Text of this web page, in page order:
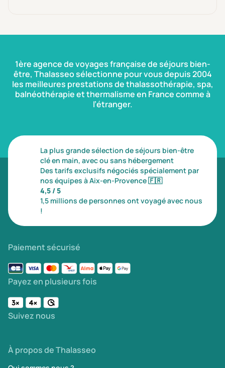
1ère agence de voyages française de séjours bien-
être, Thalasseo sélectionne pour vous depuis 2004
les meilleures prestations de thalassothérapie, spa,
balnéothérapie et thermalisme en France comme à
l’étranger.
La plus grande sélection de séjours bien-être
clé en main, avec ou sans hébergement
Des tarifs exclusifs négociés spécialement par
nos équipes à Aix-en-Provence🇫🇷
4,5 / 5
1,5 millions de personnes ont voyagé avec nous
!
Paiement sécurisé
Payez en plusieurs fois
Suivez nous
À propos de Thalasseo